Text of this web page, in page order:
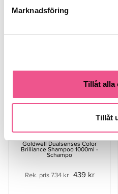
Marknadsföring
Tillåt alla
Tillåt
Goldwell Dualsenses Color
Brilliance Shampoo 1000ml -
Schampo
Rek. pris 734 kr 439 kr